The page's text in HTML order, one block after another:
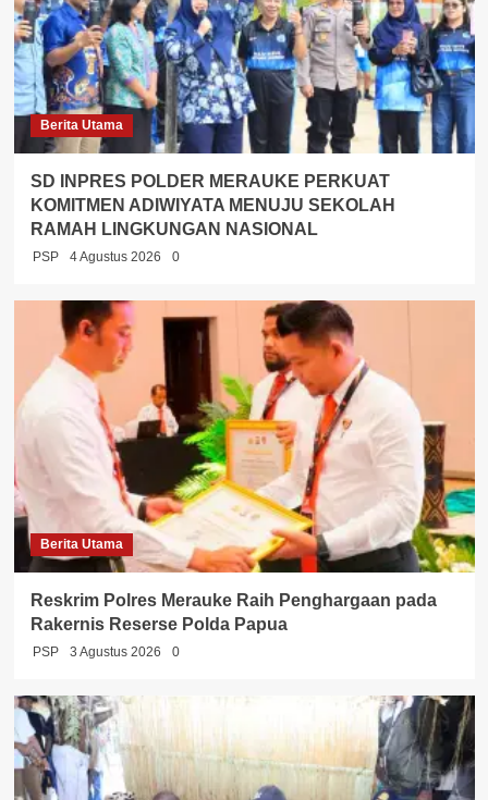
Berita Utama
SD INPRES POLDER MERAUKE PERKUAT
KOMITMEN ADIWIYATA MENUJU SEKOLAH
RAMAH LINGKUNGAN NASIONAL
PSP 4 Agustus 2026 0
Berita Utama
Reskrim Polres Merauke Raih Penghargaan pada
Rakernis Reserse Polda Papua
PSP 3 Agustus 2026 0